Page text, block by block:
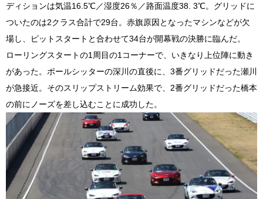
ディションは気温16.5℃／湿度26％／路面温度38. 3℃。グリッドに
ついたのは2クラス合計で29台。赤旗原因となったマシンなどが欠
場し、ピットスタートと合わせて34台が開幕戦の決勝に臨んだ。
ローリングスタートの1 周目の1 コーナーで、いきなり上位陣に動き
があった。ポールシッターの深川の直後に、 3番グリッドだった瀬川
が急接近。そのスリップストリーム効果で、 2番グリッドだった橋本
の前にノーズを差し込むことに成功した。